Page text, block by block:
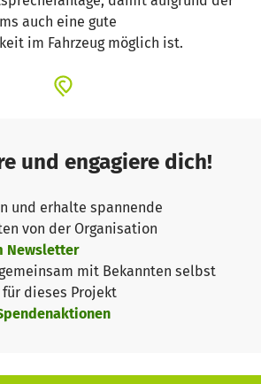
auch eine gute
im Fahrzeug möglich ist.
und engagiere dich!
und erhalte spannende
von der Organisation
Newsletter
mit Bekannten selbst
dieses Projekt